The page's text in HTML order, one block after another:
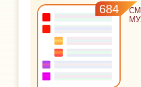
684